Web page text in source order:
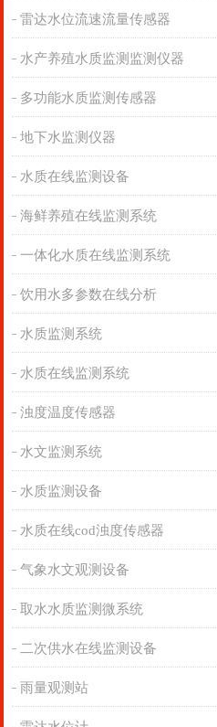
雷达水位流速流量传感器
水产养殖水质监测监测仪器
多功能水质监测传感器
地下水监测仪器
水质在线监测设备
海鲜养殖在线监测系统
一体化水质在线监测系统
饮用水多参数在线分析
水质监测系统
水质在线监测系统
浊度温度传感器
水文监测系统
水质监测设备
水质在线cod浊度传感器
气象水文观测设备
取水水质监测微系统
二次供水在线监测设备
雨量观测站